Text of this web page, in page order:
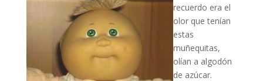
recuerdo era el
olor que tenían
estas
muñequitas,
olían a algodón
de azúcar.